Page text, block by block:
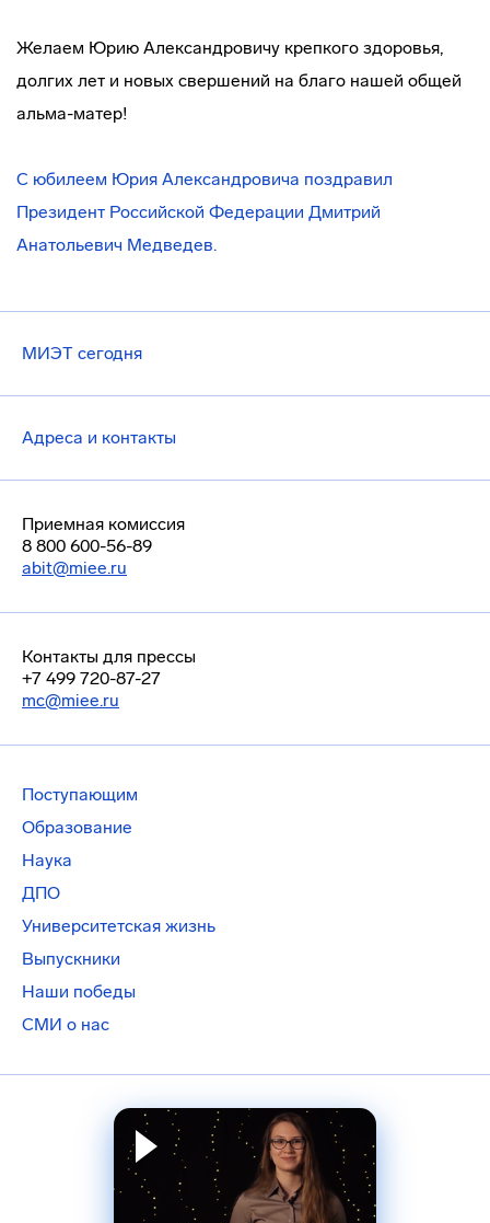
Желаем Юрию Александровичу крепкого здоровья,
долгих лет и новых свершений на благо нашей общей
альма-матер!
С юбилеем Юрия Александровича поздравил
Президент Российской Федерации Дмитрий
Анатольевич Медведев.
МИЭТ сегодня
Адреса и контакты
Приемная комиссия
8 800 600-56-89
abit@miee.ru
Контакты для прессы
+7 499 720-87-27
mc@miee.ru
Поступающим
Образование
Наука
ДПО
Университетская жизнь
Выпускники
Наши победы
СМИ о нас